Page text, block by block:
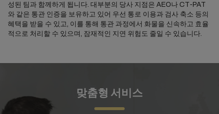
성된 팀과 함께하게 됩니다. 대부분의 당사 지점은 AEO나 CT-PAT
와 같은 통관 인증을 보유하고 있어 우선 통로 이용과 검사 축소 등의
혜택을 받을 수 있고, 이를 통해 통관 과정에서 화물을 신속하고 효율
적으로 처리할 수 있으며, 잠재적인 지연 위험도 줄일 수 있습니다.
맞춤형 서비스